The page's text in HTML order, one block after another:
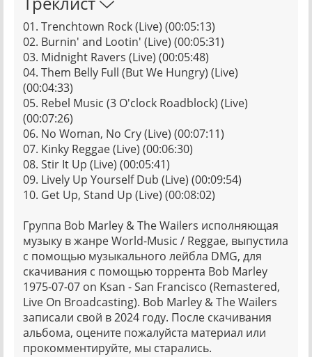
01. Trenchtown Rock (Live) (00:05:13)
02. Burnin' and Lootin' (Live) (00:05:31)
03. Midnight Ravers (Live) (00:05:48)
04. Them Belly Full (But We Hungry) (Live)
(00:04:33)
05. Rebel Music (3 O'clock Roadblock) (Live)
(00:07:26)
06. No Woman, No Cry (Live) (00:07:11)
07. Kinky Reggae (Live) (00:06:30)
08. Stir It Up (Live) (00:05:41)
09. Lively Up Yourself Dub (Live) (00:09:54)
10. Get Up, Stand Up (Live) (00:08:02)
Группа Bob Marley & The Wailers исполняющая
музыку в жанре World-Music / Reggae, выпустила
с помощью музыкального лейбла DMG, для
скачивания с помощью торрента Bob Marley
1975-07-07 on Ksan - San Francisco (Remastered,
Live On Broadcasting). Bob Marley & The Wailers
записали свой в 2024 году. После скачивания
альбома, оцените пожалуйста материал или
прокомментируйте, мы старались.